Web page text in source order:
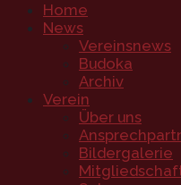
Home
News
Vereinsnews
Budoka
Archiv
Verein
Über uns
Bildergalerie